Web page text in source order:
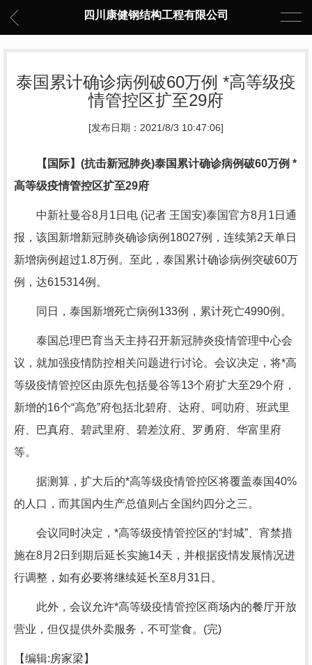
四川康健钢结构工程有限公司
泰国累计确诊病例破60万例 *高等级疫
情管控区扩至29府
[发布日期：2021/8/3 10:47:06]
【国际】(抗击新冠肺炎)泰国累计确诊病例破60万例 *
高等级疫情管控区扩至29府
中新社曼谷8月1日电 (记者 王国安)泰国官方8月1日通
报，该国新增新冠肺炎确诊病例18027例，连续第2天单日
新增病例超过1.8万例。至此，泰国累计确诊病例突破60万
例，达615314例。
同日，泰国新增死亡病例133例，累计死亡4990例。
泰国总理巴育当天主持召开新冠肺炎疫情管理中心会
议，就加强疫情防控相关问题进行讨论。会议决定，将*高
等级疫情管控区由原先包括曼谷等13个府扩大至29个府，
新增的16个“高危”府包括北碧府、达府、呵叻府、班武里
府、巴真府、碧武里府、碧差汶府、罗勇府、华富里府
等。
据测算，扩大后的*高等级疫情管控区将覆盖泰国40%
的人口，而其国内生产总值则占全国约四分之三。
会议同时决定，*高等级疫情管控区的“封城”、宵禁措
施在8月2日到期后延长实施14天，并根据疫情发展情况进
行调整，如有必要将继续延长至8月31日。
此外，会议允许*高等级疫情管控区商场内的餐厅开放
营业，但仅提供外卖服务，不可堂食。(完)
【编辑:房家梁】